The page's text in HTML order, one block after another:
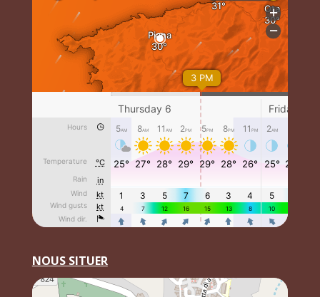
NOUS SITUER